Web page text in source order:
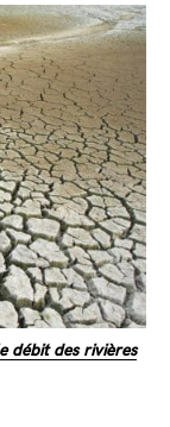
débit des rivières